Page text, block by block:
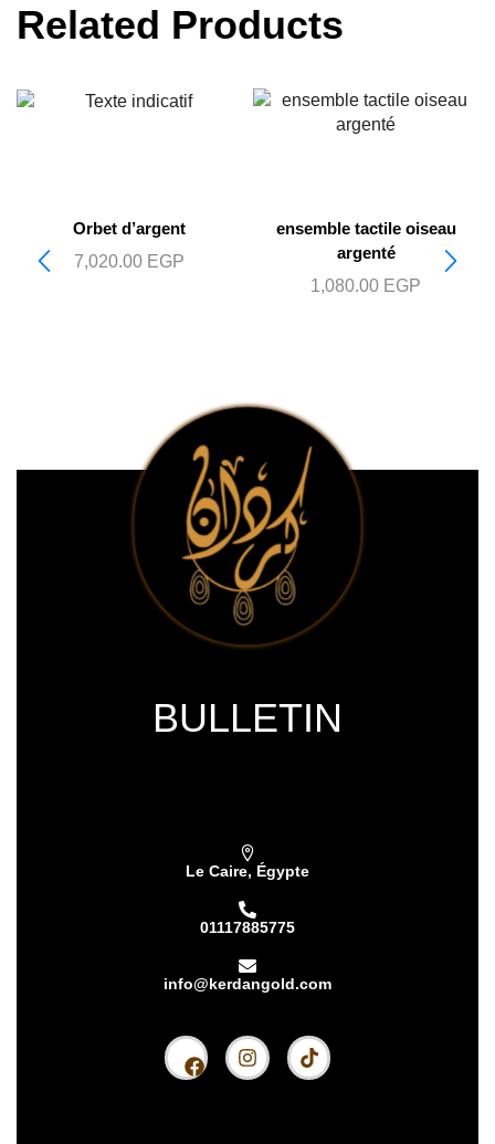
Related Products
Orbet d’argent
7,020.00 EGP
ensemble tactile oiseau
argenté
1,080.00 EGP
BULLETIN
Le Caire, Égypte
01117885775
info@kerdangold.com